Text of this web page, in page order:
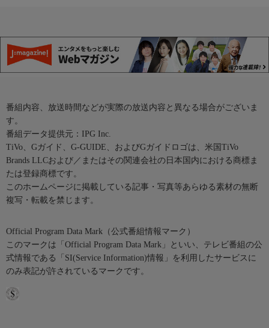
番組内容、放送時間などが実際の放送内容と異なる場合がございま
す。
番組データ提供元：IPG Inc.
TiVo、Gガイド、G-GUIDE、およびGガイドロゴは、米国TiVo
Brands LLCおよび／またはその関連会社の日本国内における商標ま
たは登録商標です。
このホームページに掲載している記事・写真等あらゆる素材の無断
複写・転載を禁じます。
Official Program Data Mark（公式番組情報マーク）
このマークは「Official Program Data Mark」といい、テレビ番組の公
式情報である「SI(Service Information)情報」を利用したサービスに
のみ表記が許されているマークです。